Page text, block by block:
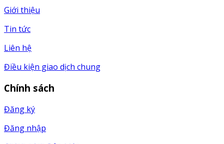
Giới thiệu
Tin tức
Liên hệ
Điều kiện giao dịch chung
Chính sách
Đăng ký
Đăng nhập